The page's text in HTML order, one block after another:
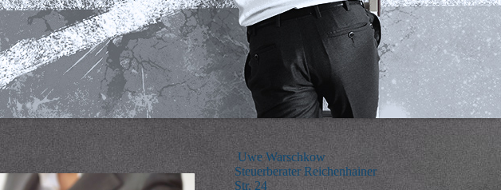
Uwe Warschkow
Steuerberater Reichenhainer
Str. 24